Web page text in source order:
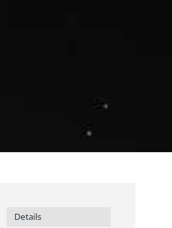
Details